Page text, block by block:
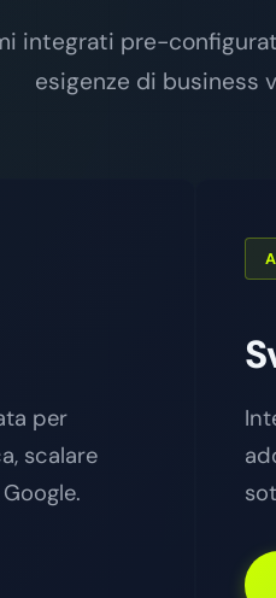
integrati pre-
esigenze di business
per
scalare